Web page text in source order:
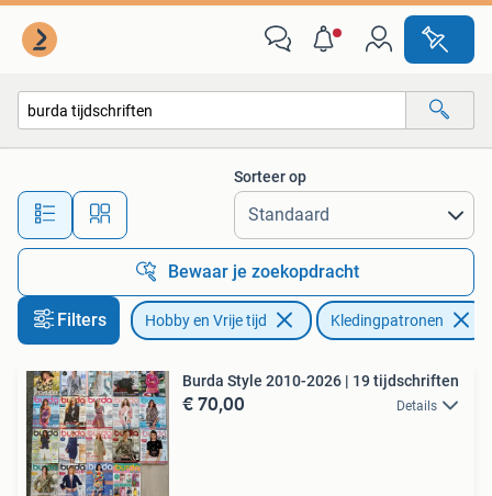
Alle afstanden…
Sorteer op
Bewaar je zoekopdracht
Filters Hobby en Vrije tijd Kledingpatronen
Burda Style 2010-2026 | 19 tijdschriften
€ 70,00 Details